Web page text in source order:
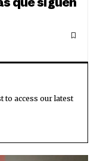
to access our latest